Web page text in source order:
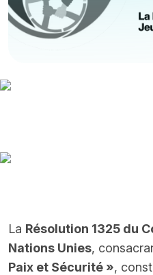
La Résolution 1325 du
Nations Unies,
Paix et Sécurité »,